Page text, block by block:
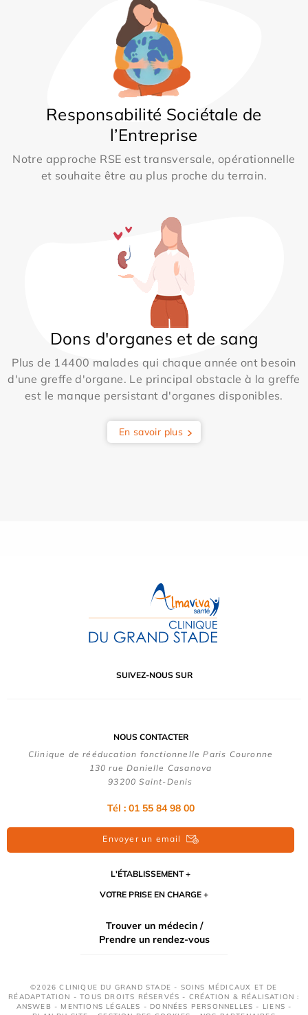
Responsabilité Sociétale de
l’Entreprise
Notre approche RSE est transversale, opérationnelle
et souhaite être au plus proche du terrain.
Dons d'organes et de sang
Plus de 14400 malades qui chaque année ont besoin
d'une greffe d'organe. Le principal obstacle à la greffe
est le manque persistant d'organes disponibles.
En savoir plus
SUIVEZ-NOUS SUR
NOUS CONTACTER
Clinique de rééducation fonctionnelle Paris Couronne
130 rue Danielle Casanova
93200 Saint-Denis
Tél : 01 55 84 98 00
Envoyer un email
L'ÉTABLISSEMENT
VOTRE PRISE EN CHARGE
Trouver un médecin /
Prendre un rendez-vous
©2026 CLINIQUE DU GRAND STADE - SOINS MÉDICAUX ET DE
RÉADAPTATION - TOUS DROITS RÉSERVÉS - CRÉATION & RÉALISATION :
ANSWEB - MENTIONS LÉGALES - DONNÉES PERSONNELLES - LIENS -